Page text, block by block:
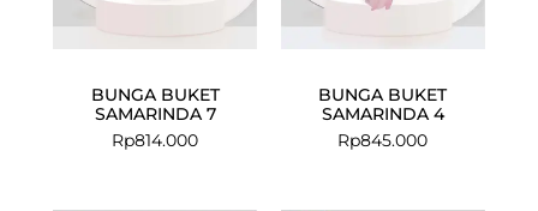
BUNGA BUKET
SAMARINDA 7
Rp814.000
BUNGA BUKET
SAMARINDA 4
Rp845.000